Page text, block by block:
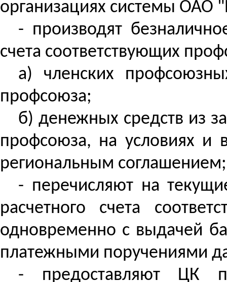
организациях системы ОАО
- производят
счета соответствующих
а) членских
профсоюза;
б) денежных средств из
профсоюза, на условиях и
региональным соглашением;
- перечисляют на
расчетного счета
одновременно с выдачей
платежными поручениями
- предоставляют ЦК